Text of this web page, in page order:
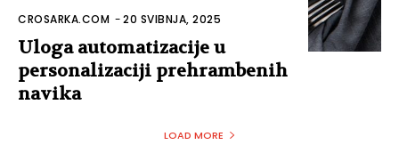
CROSARKA.COM -20 SVIBNJA, 2025
Uloga automatizacije u
personalizaciji prehrambenih
navika
LOAD MORE